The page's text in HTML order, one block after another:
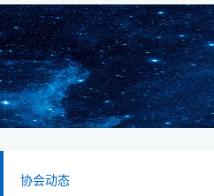
协会动态